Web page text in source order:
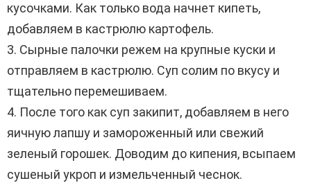
кусочками. Как только вода начнет кипеть,
добавляем в кастрюлю картофель.
3. Сырные палочки режем на крупные куски и
отправляем в кастрюлю. Суп солим по вкусу и
тщательно перемешиваем.
4. После того как суп закипит, добавляем в него
яичную лапшу и замороженный или свежий
зеленый горошек. Доводим до кипения, всыпаем
сушеный укроп и измельченный чеснок.